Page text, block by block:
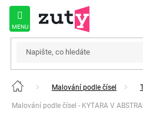
Přejít
obsah
Domů Malování podle čísel
Malování podle čísel - KYTARA V